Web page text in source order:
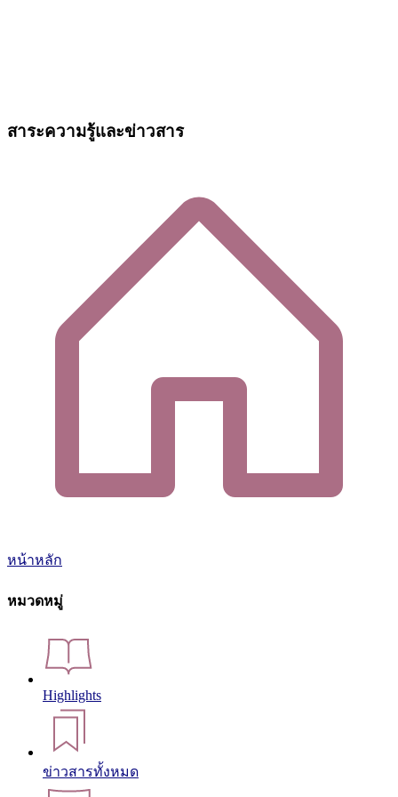
สาระความรู้และข่าวสาร
หน้าหลัก
หมวดหมู่
Highlights
ข่าวสารทั้งหมด